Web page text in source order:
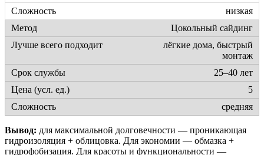
низкая
Цокольный сайдинг
лёгкие дома, быстрый
монтаж
25–40 лет
5
средняя
Вывод: для максимальной долговечности — проникающая
гидроизоляция + облицовка. Для экономии — обмазка +
гидрофобизация. Для красоты и функциональности —